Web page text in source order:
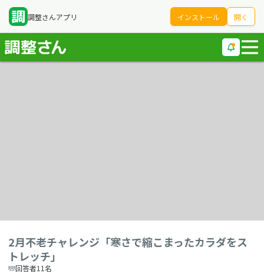
調整さんアプリ インストール 開く
2月不老チャレンジ「寒さで縮こまったカラダをス
トレッチ」
回答者11名